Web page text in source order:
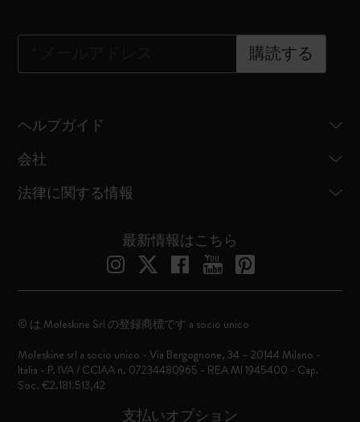
購読する
ヘルプガイド
会社
法律に関する情報
最新情報はこちら
支払いオプション
© は Moleskine Srl の登録商標です a socio unico
Moleskine srl a socio unico - Via Bergognone, 34 – 20144 Milano -
Italia - P. IVA / CCIAA n. 07234480965 - REA MI 1945400 - Cap.
Soc. €2.181.513,42